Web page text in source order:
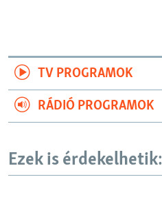
TV PROGRAMOK
RÁDIÓ PROGRAMOK
Ezek is érdekelhetik: